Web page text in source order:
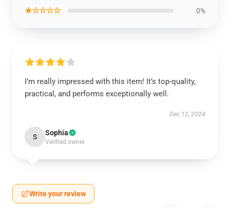
★☆☆☆☆ 0%
I’m really impressed with this item! It’s top-quality,
practical, and performs exceptionally well.
Dec 12, 2024
S Sophia
Verified owner
Write your review